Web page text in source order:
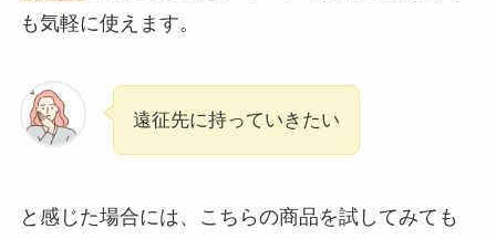
も気軽に使えます。
遠征先に持っていきたい
と感じた場合には、こちらの商品を試してみても